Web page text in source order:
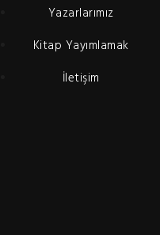
Yazarlarımız
Kitap Yayımlamak
İletişim